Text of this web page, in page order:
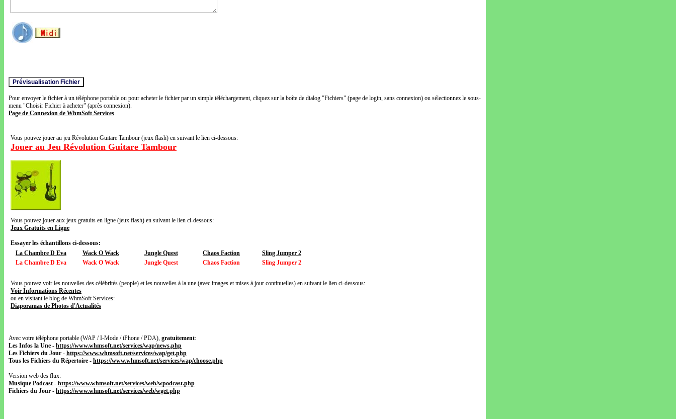
Pour envoyer le fichier à un téléphone portable ou pour acheter le fichier par un simple téléchargement, cliquez sur la boîte de dialog "Fichiers" (page de login, sans connexion) ou sélectionnez le sous-
menu "Choisir Fichier à acheter" (après connexion).
Page de Connexion de WhmSoft Services
Vous pouvez jouer au jeu Révolution Guitare Tambour (jeux flash) en suivant le lien ci-dessous:
Jouer au Jeu Révolution Guitare Tambour
Vous pouvez jouer aux jeux gratuits en ligne (jeux flash) en suivant le lien ci-dessous:
Jeux Gratuits en Ligne
Essayer les échantillons ci-dessous:
La Chambre D Eva
Wack O Wack Jungle Quest Chaos Faction
Sling Jumper 2
La Chambre D Eva
Wack O Wack Jungle Quest Chaos Faction Sling Jumper 2
Vous pouvez voir les nouvelles des célébrités (people) et les nouvelles à la une (avec images et mises à jour continuelles) en suivant le lien ci-dessous:
Voir Informations Récentes
ou en visitant le blog de WhmSoft Services:
Diaporamas de Photos d'Actualités
Avec votre téléphone portable (WAP / I-Mode / iPhone / PDA), gratuitement:
Les Infos la Une - https://www.whmsoft.net/services/wap/news.php
Les Fichiers du Jour - https://www.whmsoft.net/services/wap/get.php
Tous les Fichiers du Répertoire - https://www.whmsoft.net/services/wap/choose.php
Version web des flux:
Musique Podcast - https://www.whmsoft.net/services/web/wpodcast.php
Fichiers du Jour - https://www.whmsoft.net/services/web/wget.php